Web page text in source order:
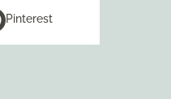
Pinterest